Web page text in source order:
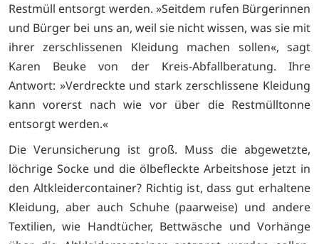
Restmüll entsorgt werden. »Seitdem rufen Bürgerinnen
und Bürger bei uns an, weil sie nicht wissen, was sie mit
ihrer zerschlissenen Kleidung machen sollen«, sagt
Karen Beuke von der Kreis-Abfallberatung. Ihre
Antwort: »Verdreckte und stark zerschlissene Kleidung
kann vorerst nach wie vor über die Restmülltonne
entsorgt werden.«
Die Verunsicherung ist groß. Muss die abgewetzte,
löchrige Socke und die ölbefleckte Arbeitshose jetzt in
den Altkleidercontainer? Richtig ist, dass gut erhaltene
Kleidung, aber auch Schuhe (paarweise) und andere
Textilien, wie Handtücher, Bettwäsche und Vorhänge